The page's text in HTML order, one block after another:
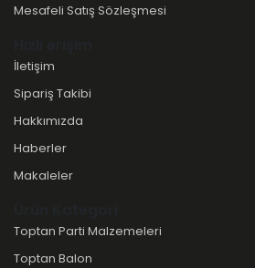
Mesafeli Satış Sözleşmesi
İletişim
Sipariş Takibi
Hakkımızda
Haberler
Makaleler
Toptan Parti Malzemeleri
Toptan Balon